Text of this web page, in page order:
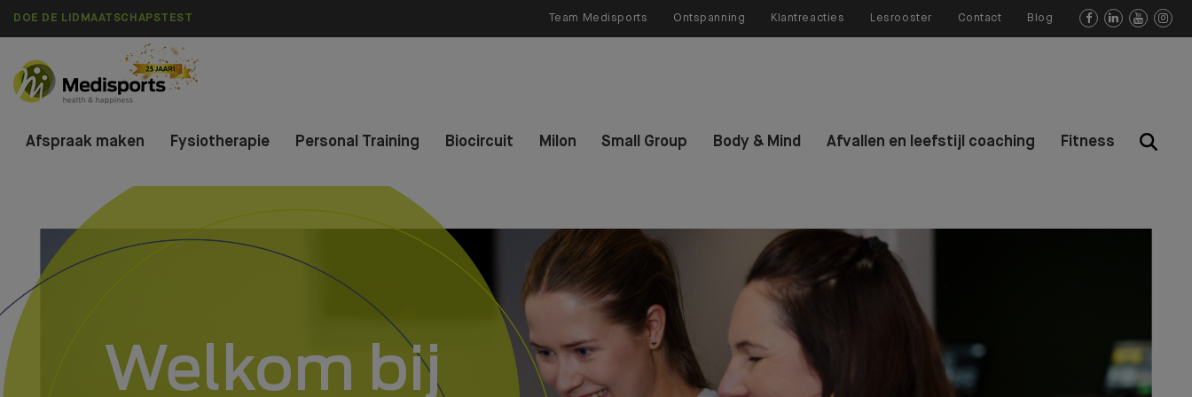
DOE DE LIDMAATSCHAPSTEST Team Medisports Ontspanning Klantreacties Lesrooster Contact Blog    
Afspraak maken Fysiotherapie Personal Training Biocircuit Milon Small Group Body & Mind Afvallen en leefstijl coaching Fitness
Welkom bij